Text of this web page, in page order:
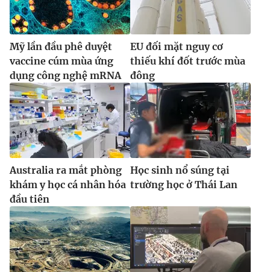
® Cấm sao chép dưới mọi hình thức nếu không có sự chấp
thuận bằng văn bản. Ghi rõ nguồn VTV.vn khi phát hành lại
thông tin từ website này.
Mỹ lần đầu phê duyệt
vaccine cúm mùa ứng
dụng công nghệ mRNA
EU đối mặt nguy cơ
thiếu khí đốt trước mùa
đông
Australia ra mắt phòng
khám y học cá nhân hóa
đầu tiên
Học sinh nổ súng tại
trường học ở Thái Lan